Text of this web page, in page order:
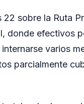
sobre la Ruta
donde efectivos
varios
parcialmente